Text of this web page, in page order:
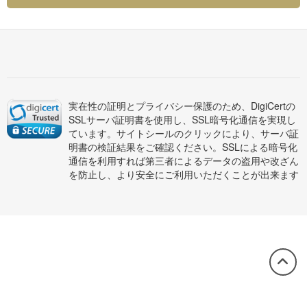
実在性の証明とプライバシー保護のため、DigiCertの
SSLサーバ証明書を使用し、SSL暗号化通信を実現し
ています。サイトシールのクリックにより、サーバ証
明書の検証結果をご確認ください。SSLによる暗号化
通信を利用すれば第三者によるデータの盗用や改ざん
を防止し、より安全にご利用いただくことが出来ます